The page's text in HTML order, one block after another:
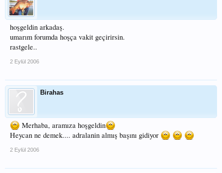
hoşgeldin arkadaş.
umarım forumda hoşça vakit geçirirsin.
rastgele..
2 Eylül 2006
Birahas
Merhaba, aramıza hoşgeldin
Heycan ne demek.... adralanin almış başını gidiyor
2 Eylül 2006